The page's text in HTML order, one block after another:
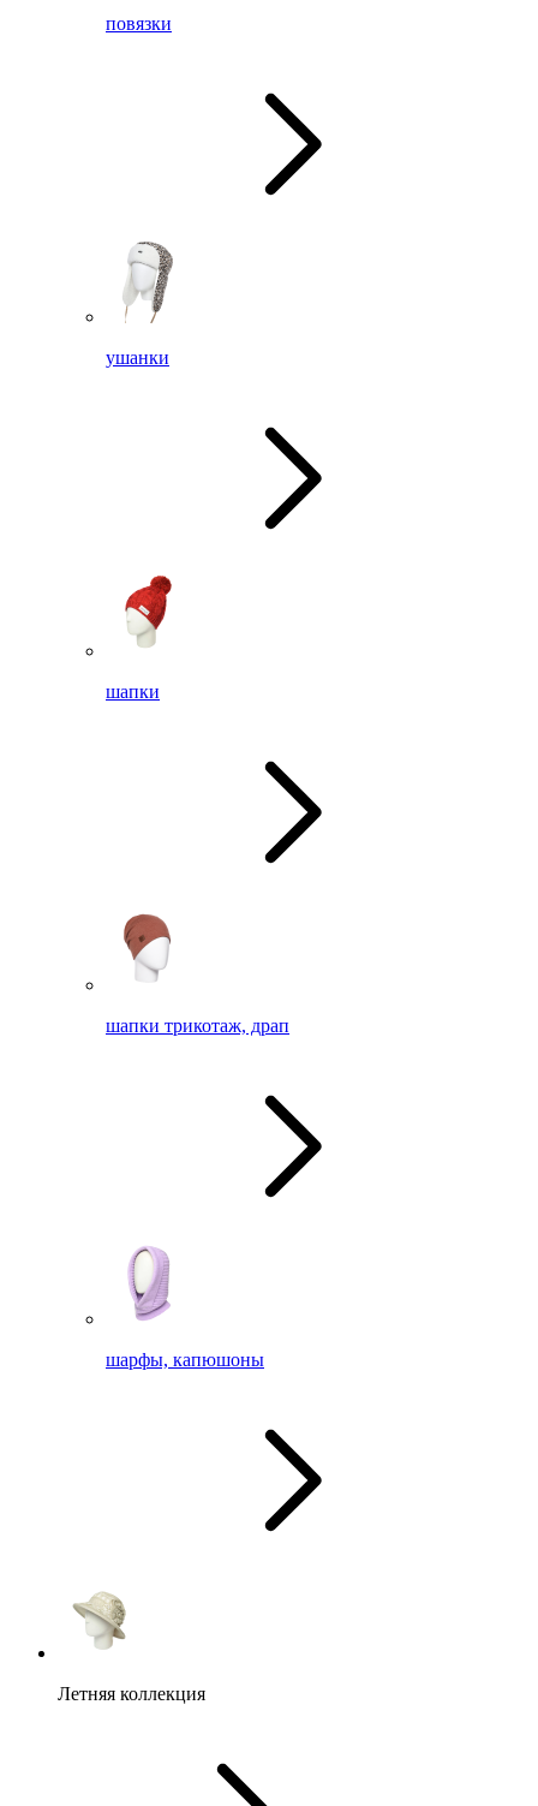
повязки
ушанки
шапки
шапки трикотаж, драп
шарфы, капюшоны
Летняя коллекция